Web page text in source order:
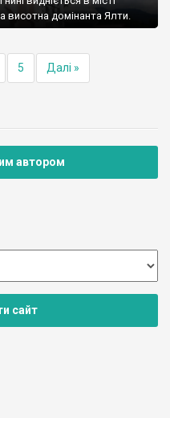
висотна домінанта Ялти.
5 Далі »
автором
сайт